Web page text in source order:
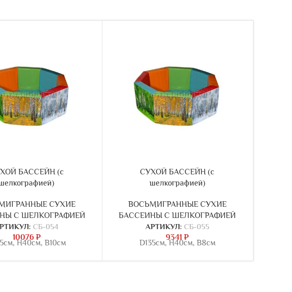
БАССЕЙН (с
СУХИЕ
С ШЕЛКОГРАФИЕЙ
СБ-054
10076 ₽
Н40см, В10см
СУХОЙ БАССЕЙН (с
шелкографией)
ВОСЬМИГРАННЫЕ СУХИЕ
БАССЕИНЫ С ШЕЛКОГРАФИЕЙ
АРТИКУЛ: СБ-055
9341₽
D135см, Н40см, В8см